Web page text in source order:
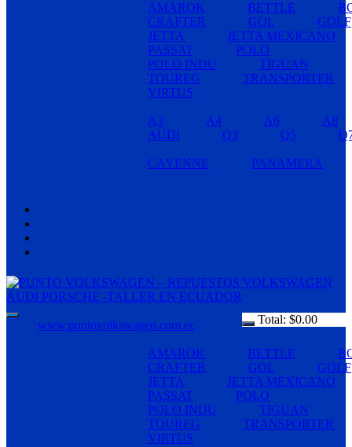
AMAROK BETTLE
CRAFTER
GOL
GOLF
JETTA
JETTA MEXICANO
PASSAT
POLO
POLO INDU
TIGUAN
TOUREG
TRANSPORTER
VIRTUS
A3 A4 A6
A8
AUDI
Q3 Q5
CAYENNE PANAMERA
Total: $0.00
www.puntovolkswagen.com.ec
AMAROK BETTLE
CRAFTER
GOL
GOLF
JETTA
JETTA MEXICANO
PASSAT
POLO
POLO INDU
TIGUAN
TOUREG
TRANSPORTER
VIRTUS